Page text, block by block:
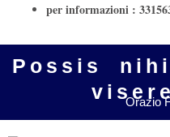
per informazioni :
Possis
Orazio